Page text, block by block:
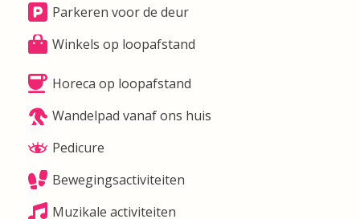
Parkeren voor de deur
Winkels op loopafstand
Horeca op loopafstand
Wandelpad vanaf ons huis
Pedicure
Bewegingsactiviteiten
Muzikale activiteiten